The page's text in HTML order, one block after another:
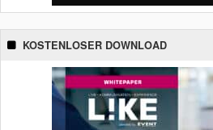
KOSTENLOSER DOWNLOAD